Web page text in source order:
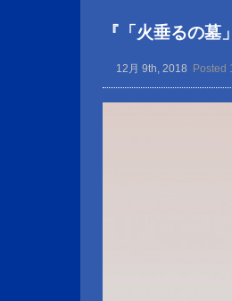
『「火垂るの
12月 9th, 2018 Posted